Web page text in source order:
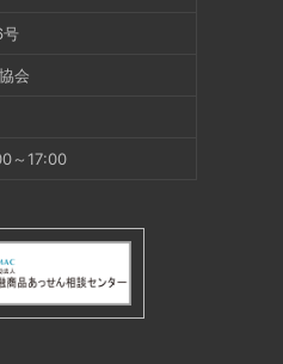
号
会
～17:00